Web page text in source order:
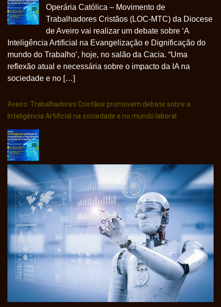
Operária Católica – Movimento de
Trabalhadores Cristãos (LOC-MTC) da Diocese
de Aveiro vai realizar um debate sobre ‘A
Inteligência Artificial na Evangelização e Dignificação do
mundo do Trabalho’, hoje, no salão da Cacia. “Uma
reflexão atual e necessária sobre o impacto da IA na
sociedade e no […]
Aveiro: Trabalhadores Cristãos promovem debate sobre a
Inteligência Artificial na sociedade e no mundo laboral